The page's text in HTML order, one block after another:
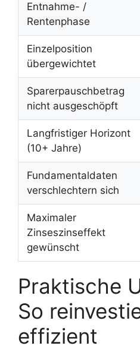
Entnahme- /
Rentenphase
Einzelposition
übergewichtet
Sparerpauschbetrag
nicht ausgeschöpft
Langfristiger Horizont
(10+ Jahre)
Fundamentaldaten
verschlechtern sich
Maximaler
Zinseszinseffekt
gewünscht
Praktische
So
effizient